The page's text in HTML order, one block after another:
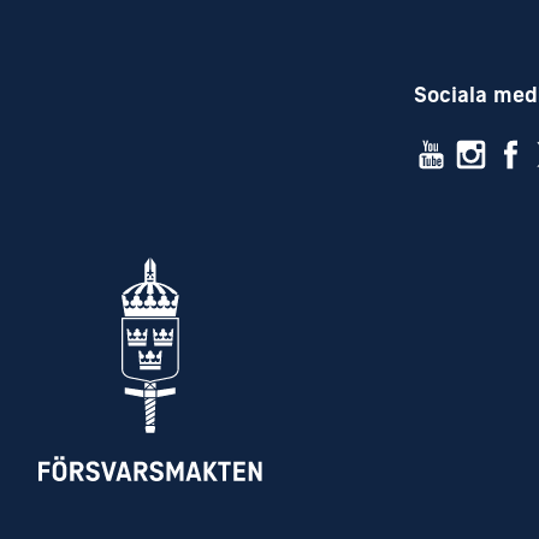
Bistår enhetschefen vid upprättade/
Samordnar där så är lämpligt/möjligt
Kortadministration (TAK och A-cert) +
Sociala